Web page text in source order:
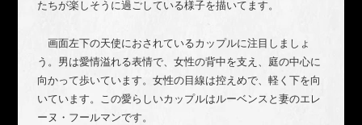
たちが楽しそうに過ごしている様子を描いてます。
画面左下の天使におされているカップルに注目しましょ
う。男は愛情溢れる表情で、女性の背中を支え、庭の中心に
向かって歩いています。女性の目線は控えめで、軽く下を向
いています。この愛らしいカップルはルーベンスと妻のエレ
ーヌ・フールマンです。